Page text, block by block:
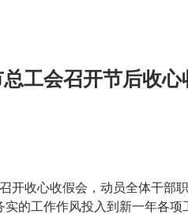
工会召开节后收心
收心收假会，动员全体干部
的工作作风投入到新一年各项